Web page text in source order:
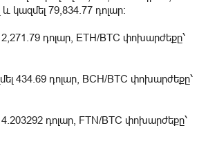
կազմել 79,834.77 դոլար:
դոլար, ETH/BTC փոխարժեքը՝
434.69 դոլար, BCH/BTC փոխարժեքը՝
դոլար, FTN/BTC փոխարժեքը՝